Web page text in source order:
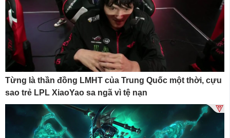
Từng là thần đồng LMHT của Trung Quốc một thời, cựu
sao trẻ LPL XiaoYao sa ngã vì tệ nạn